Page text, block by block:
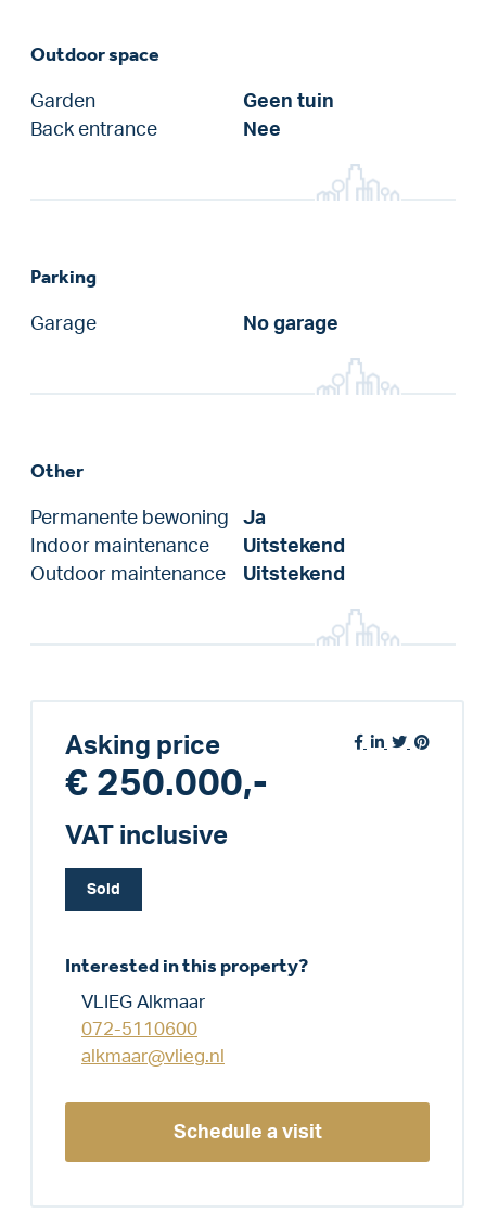
Outdoor space
Garden
Geen tuin
Back entrance
Nee
Parking
Garage No garage
Other
Permanente bewoning
Ja
Indoor maintenance
Uitstekend
Outdoor maintenance
Uitstekend
Asking price
€ 250.000,-
VAT inclusive
Sold
Interested in this property?
VLIEG Alkmaar
072-5110600
alkmaar@vlieg.nl
Schedule a visit